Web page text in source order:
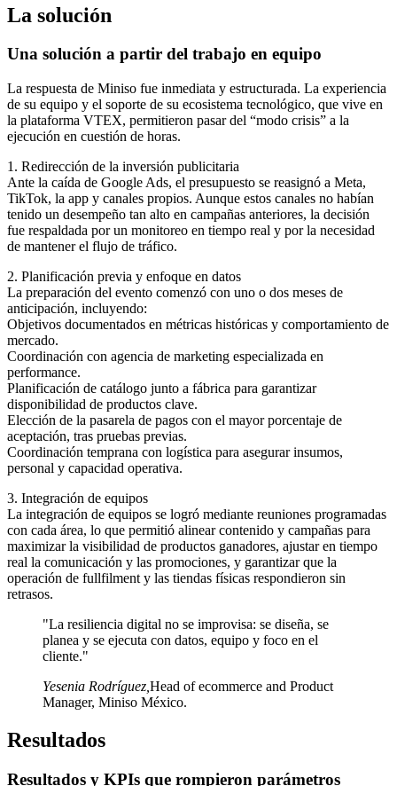
La solución
Una solución a partir del trabajo en equipo
La respuesta de Miniso fue inmediata y estructurada. La experiencia
de su equipo y el soporte de su ecosistema tecnológico, que vive en
la plataforma VTEX, permitieron pasar del “modo crisis” a la
ejecución en cuestión de horas.
1. Redirección de la inversión publicitaria
Ante la caída de Google Ads, el presupuesto se reasignó a Meta,
TikTok, la app y canales propios. Aunque estos canales no habían
tenido un desempeño tan alto en campañas anteriores, la decisión
fue respaldada por un monitoreo en tiempo real y por la necesidad
de mantener el flujo de tráfico.
2. Planificación previa y enfoque en datos
La preparación del evento comenzó con uno o dos meses de
anticipación, incluyendo:
Objetivos documentados en métricas históricas y comportamiento de
mercado.
Coordinación con agencia de marketing especializada en
performance.
Planificación de catálogo junto a fábrica para garantizar
disponibilidad de productos clave.
Elección de la pasarela de pagos con el mayor porcentaje de
aceptación, tras pruebas previas.
Coordinación temprana con logística para asegurar insumos,
personal y capacidad operativa.
3. Integración de equipos
La integración de equipos se logró mediante reuniones programadas
con cada área, lo que permitió alinear contenido y campañas para
maximizar la visibilidad de productos ganadores, ajustar en tiempo
real la comunicación y las promociones, y garantizar que la
operación de fullfilment y las tiendas físicas respondieron sin
retrasos.
"La resiliencia digital no se improvisa: se diseña, se
planea y se ejecuta con datos, equipo y foco en el
cliente."
Yesenia Rodríguez Head of ecommerce and Product
Manager, Miniso México.
Resultados
Resultados y KPIs que rompieron parámetros